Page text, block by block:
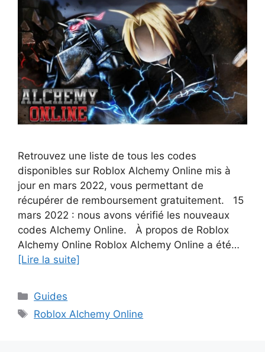
Retrouvez une liste de tous les codes
disponibles sur Roblox Alchemy Online mis à
jour en mars 2022, vous permettant de
récupérer de remboursement gratuitement. 15
mars 2022 : nous avons vérifié les nouveaux
codes Alchemy Online. À propos de Roblox
Alchemy Online Roblox Alchemy Online a été…
[Lire la suite]
Catégories
Guides
Étiquettes
Roblox Alchemy Online